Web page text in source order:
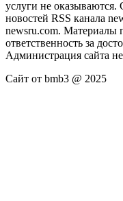
услуги не оказываются.
новостей RSS канала
newsru.com. Материалы
ответственность за
Администрация сайта не
Сайт от bmb3 @ 2025